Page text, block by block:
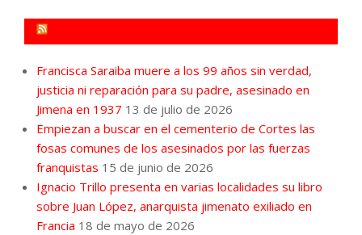
Francisca Saraiba muere a los 99 años sin verdad,
justicia ni reparación para su padre, asesinado en
Jimena en 1937 13 de julio de 2026
Empiezan a buscar en el cementerio de Cortes las
fosas comunes de los asesinados por las fuerzas
franquistas 15 de junio de 2026
Ignacio Trillo presenta en varias localidades su libro
sobre Juan López, anarquista jimenato exiliado en
Francia 18 de mayo de 2026